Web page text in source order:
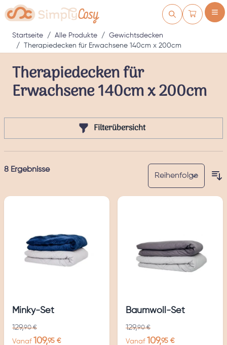
Zum Inhalt springen
Warenkorb
Startseite / Alle Produkte /
Gewichtsdecken
/
Therapiedecken für Erwachsene 140cm x 200cm
Therapiedecken für
Erwachsene 140cm x 200cm
Filterübersicht
8 Ergebnisse
Minky-Set
129,90 €
Vanaf 109,95 €
Baumwoll-Set
129,90 €
Vanaf 109,95 €